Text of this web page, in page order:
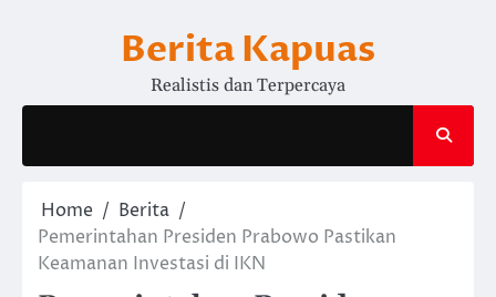
Berita Kapuas
Realistis dan Terpercaya
Home
Berita
Pemerintahan Presiden Prabowo Pastikan
Keamanan Investasi di IKN